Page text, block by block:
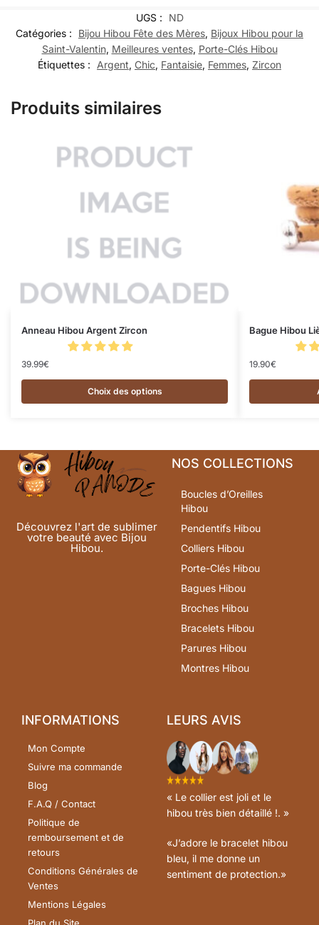
UGS :
ND
Catégories :
Bijou Hibou Fête des Mères, Bijoux Hibou pour la
Saint-Valentin, Meilleures ventes, Porte-Clés Hibou
Étiquettes :
Argent, Chic, Fantaisie, Femmes, Zircon
Produits similaires
Anneau Hibou Argent Zircon
39.99€
Choix des options
Bague Hibou
19.90€
Découvrez l'art de sublimer
votre beauté avec Bijou
Hibou.
NOS COLLECTIONS
Boucles d’Oreilles
Hibou
Pendentifs Hibou
Colliers Hibou
Porte-Clés Hibou
Bagues Hibou
Broches Hibou
Bracelets Hibou
Parures Hibou
Montres Hibou
INFORMATIONS
Mon Compte
Suivre ma commande
Blog
F.A.Q / Contact
Politique de
remboursement et de
retours
Conditions Générales de
Ventes
Mentions Légales
LEURS AVIS
« Le collier est joli et le
hibou très bien détaillé !. »
«J’adore le bracelet hibou
bleu, il me donne un
sentiment de protection.»